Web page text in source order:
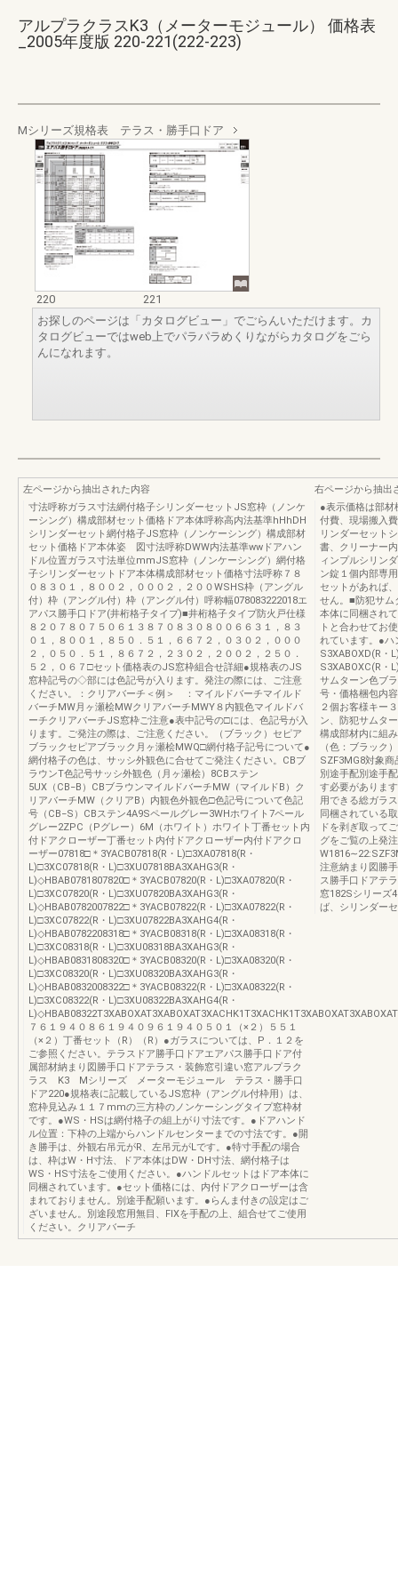
アルプラクラスK3（メーターモジュール） 価格表
_2005年度版 220-221(222-223)
Mシリーズ規格表 テラス・勝手口ドア
220
221
お探しのページは「カタログビュー」でごらんいただけます。カ
タログビューではweb上でパラパラめくりながらカタログをごら
んになれます。
左ページから抽出された内容
寸法呼称ガラス寸法網付格子シリンダーセットJS窓枠（ノンケ
ーシング）構成部材セット価格ドア本体呼称高内法基準hHhDH
シリンダーセット網付格子JS窓枠（ノンケーシング）構成部材
セット価格ドア本体姿 図寸法呼称DWW内法基準wwドアハン
ドル位置ガラス寸法単位mmJS窓枠（ノンケーシング）網付格
子シリンダーセットドア本体構成部材セット価格寸法呼称７８
０８３０１，８００２，０００２，２００WSHS枠（アングル
付）枠（アングル付）枠（アングル付）呼称幅078083222018エ
アパス勝手口ドア(井桁格子タイプ)■井桁格子タイプ防火戸仕様
８２０７８０７５０６１３８７０８３０８００６６３１，８３
０１，８００１，８５０．５１，６６７２，０３０２，０００
２，０５０．５１，８６７２，２３０２，２００２，２５０．
５２，０６７□セット価格表のJS窓枠組合せ詳細●規格表のJS
窓枠記号の◇部には色記号が入ります。発注の際には、ご注意
ください。：クリアバーチ＜例＞ ：マイルドバーチマイルド
バーチMW月ヶ瀬桧MWクリアバーチMWY８内観色マイルドバ
ーチクリアバーチJS窓枠ご注意●表中記号の□には、色記号が入
ります。ご発注の際は、ご注意ください。（ブラック）セピア
ブラックセピアブラック月ヶ瀬桧MWQ□網付格子記号について●
網付格子の色は、サッシ外観色に合せてご発注ください。CBブ
ラウンT色記号サッシ外観色（月ヶ瀬桧）8CBステン
5UX（CB−B）CBブラウンマイルドバーチMW（マイルドB）ク
リアバーチMW（クリアB）内観色外観色□色記号について色記
号（CB−S）CBステン4A9Sペールグレー3WHホワイト7ペール
グレー2ZPC（Pグレー）6M（ホワイト）ホワイト丁番セット内
付ドアクローザー丁番セット内付ドアクローザー内付ドアクロ
ーザー07818□＊3YACB07818(R・L)□3XA07818(R・
L)□3XC07818(R・L)□3XU07818BA3XAHG3(R・
L)◇HBAB0781807820□＊3YACB07820(R・L)□3XA07820(R・
L)□3XC07820(R・L)□3XU07820BA3XAHG3(R・
L)◇HBAB0782007822□＊3YACB07822(R・L)□3XA07822(R・
L)□3XC07822(R・L)□3XU07822BA3XAHG4(R・
L)◇HBAB0782208318□＊3YACB08318(R・L)□3XA08318(R・
L)□3XC08318(R・L)□3XU08318BA3XAHG3(R・
L)◇HBAB0831808320□＊3YACB08320(R・L)□3XA08320(R・
L)□3XC08320(R・L)□3XU08320BA3XAHG3(R・
L)◇HBAB0832008322□＊3YACB08322(R・L)□3XA08322(R・
L)□3XC08322(R・L)□3XU08322BA3XAHG4(R・
７６１９４０８６１９４０９６１９４０５０１（×２）５５１
（×２）丁番セット（R）（R）●ガラスについては、P．１２を
ご参照ください。テラスドア勝手口ドアエアパス勝手口ドア付
属部材納まり図勝手口ドアテラス・装飾窓引違い窓アルプラク
ラス K3 Mシリーズ メーターモジュール テラス・勝手口
ドア220●規格表に記載しているJS窓枠（アングル付枠用）は、
窓枠見込み１１７mmの三方枠のノンケーシングタイプ窓枠材
です。●WS・HSは網付格子の組上がり寸法です。●ドアハンド
ル位置：下枠の上端からハンドルセンターまでの寸法です。●開
き勝手は、外観右吊元がR、左吊元がLです。●特寸手配の場合
は、枠はW・H寸法、ドア本体はDW・DH寸法、網付格子は
WS・HS寸法をご使用ください。●ハンドルセットはドア本体に
同梱されています。●セット価格には、内付ドアクローザーは含
まれておりません。別途手配願います。●らんま付きの設定はご
ざいません。別途段窓用無目、FIXを手配の上、組合せてご使用
ください。クリアバーチ
右ページから抽出
●表示価格は部材
付費、現場搬入
リンダーセット
書、クリーナー
ィンプルシリン
ン錠１個内部専
セットがあれば
せん。■防犯サム
本体に同梱され
トと合わせてお
れています。●ハ
S3XABOXD(R・
S3XABOXC(R・
サムターン色ブ
号・価格梱包内
２個お客様キー
ン、防犯サムタ
構成部材内に組
（色：ブラック
SZF3MG8対象
別途手配別途手
す必要がありま
用できる総ガラ
同梱されている
ドを剥ぎ取って
グをご覧の上発
注意納まり図勝
ス勝手口ドアテ
窓182Sシリーズ
ば、シリンダー